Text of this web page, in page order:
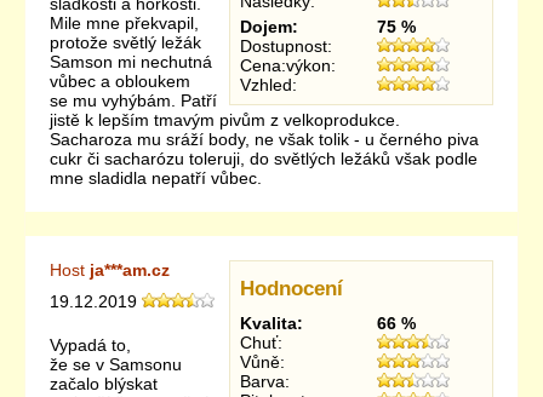
Dojem:
75 %
Dostupnost:
Cena:výkon:
Vzhled:
Mile mne překvapil,
protože světlý ležák
Samson mi nechutná
vůbec a obloukem
se mu vyhýbám. Patří
jistě k lepším tmavým pivům z velkoprodukce.
Sacharoza mu sráží body, ne však tolik - u černého piva
cukr či sacharózu toleruji, do světlých ležáků však podle
mne sladidla nepatří vůbec.
Hodnocení
Kvalita:
66 %
Chuť:
Vůně:
Barva:
Host ja***am.cz
19.12.2019
Vypadá to,
že se v Samsonu
začalo blýskat